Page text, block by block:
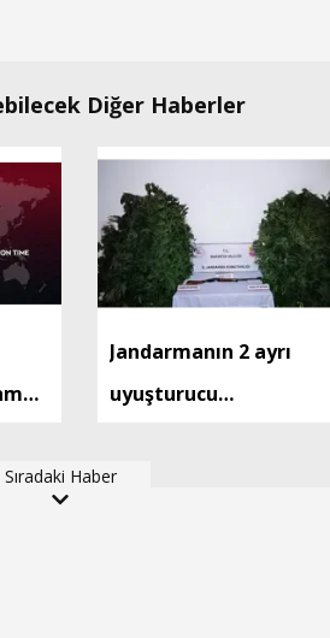
Diğer Haberler
Jandarmanın 2 ayrı
uyuşturucu
tutuklama
Sıradaki Haber